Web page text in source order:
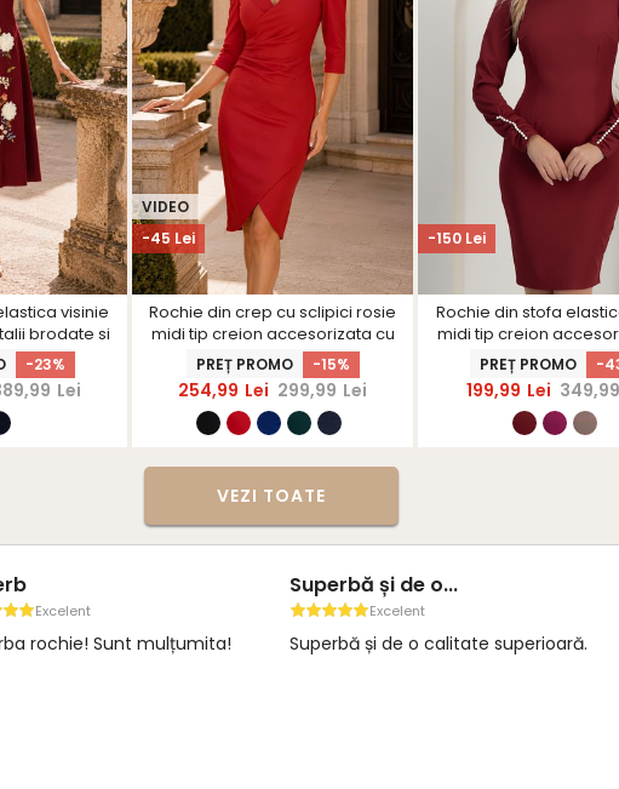
visinie
brodate si
-23%
Lei
-45 Lei
VIDEO
Rochie din crep cu sclipici rosie
midi tip creion accesorizata cu
brosa si decolteu petrecut -
StarShinerS
PREȚ PROMO -15%
254,99 Lei 299,99 Lei
-150 Lei
Rochie din stofa
midi tip creion
perle -
PREȚ PROMO -
199,99 Lei 349,99
VEZI TOATE
Excelent
rochie! Sunt mulțumita!
Superbă și de o...
Excelent
Superbă și de o calitate superioară.